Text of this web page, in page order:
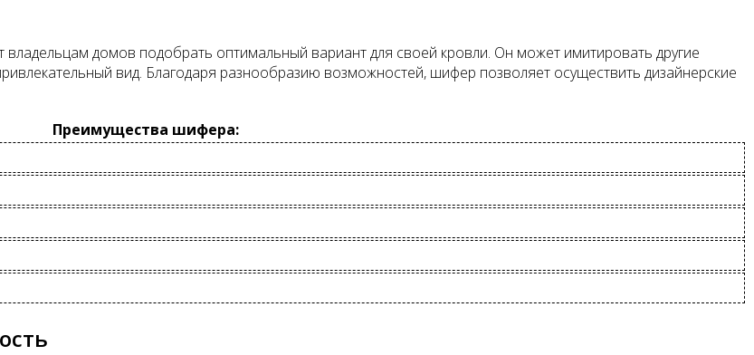
домов подобрать оптимальный вариант для своей кровли. Он может имитировать другие
вид. Благодаря разнообразию возможностей, шифер позволяет осуществить дизайнерские
Преимущества шифера: